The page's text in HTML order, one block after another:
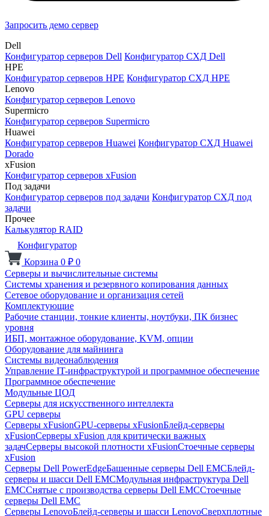
Запросить демо сервер
Dell
Конфигуратор серверов Dell Конфигуратор СХД Dell
HPE
Конфигуратор серверов HPE Конфигуратор СХД HPE
Lenovo
Конфигуратор серверов Lenovo
Supermicro
Конфигуратор серверов Supermicro
Huawei
Конфигуратор серверов Huawei Конфигуратор СХД Huawei
Dorado
xFusion
Конфигуратор серверов xFusion
Под задачи
Конфигуратор серверов под задачи Конфигуратор СХД под
задачи
Прочее
Калькулятор RAID
Конфигуратор
Корзина 0 ₽ 0
Серверы и вычислительные системы
Системы хранения и резервного копирования данных
Сетевое оборудование и организация сетей
Комплектующие
Рабочие станции, тонкие клиенты, ноутбуки, ПК бизнес
уровня
ИБП, монтажное оборудование, KVM, опции
Оборудование для майнинга
Системы видеонаблюдения
Управление IT-инфраструктурой и программное обеспечение
Программное обеспечение
Модульные ЦОД
Серверы для искусственного интеллекта
GPU серверы
Серверы xFusionGPU-серверы xFusionБлейд-серверы
xFusionСерверы xFusion для критически важных
задачСерверы высокой плотности xFusionСтоечные серверы
xFusion
Серверы Dell PowerEdgeБашенные серверы Dell EMCБлейд-
серверы и шасси Dell EMCМодульная инфраструктура Dell
EMCСнятые с производства серверы Dell EMCСтоечные
серверы Dell EMC
Серверы LenovoБлейд-серверы и шасси LenovoСверхплотные